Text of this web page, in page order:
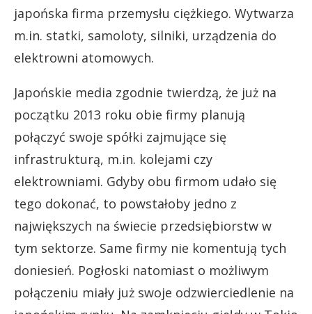
japońska firma przemysłu ciężkiego. Wytwarza
m.in. statki, samoloty, silniki, urządzenia do
elektrowni atomowych.
Japońskie media zgodnie twierdzą, że już na
początku 2013 roku obie firmy planują
połączyć swoje spółki zajmujące się
infrastrukturą, m.in. kolejami czy
elektrowniami. Gdyby obu firmom udało się
tego dokonać, to powstałoby jedno z
największych na świecie przedsiębiorstw w
tym sektorze. Same firmy nie komentują tych
doniesień. Pogłoski natomiast o możliwym
połączeniu miały już swoje odzwierciedlenie na